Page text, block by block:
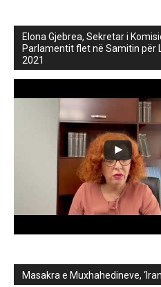
Elona Gjebrea, Sekretar i
Parlamentit flet në Samitin për
2021
Masakra e Muxhahedineve,